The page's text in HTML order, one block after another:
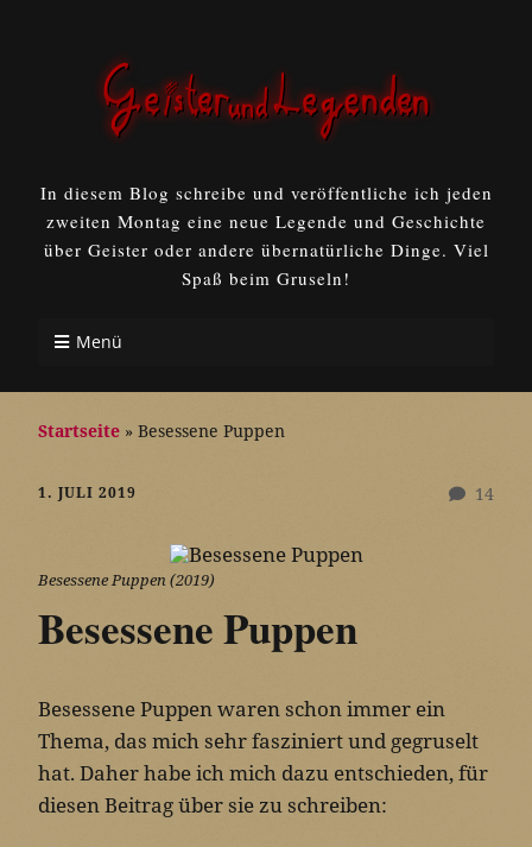
In diesem Blog schreibe und veröffentliche ich jeden
zweiten Montag eine neue Legende und Geschichte
über Geister oder andere übernatürliche Dinge. Viel
Spaß beim Gruseln!
Menü
Startseite » Besessene Puppen
14
1. JULI 2019
Besessene Puppen (2019)
Besessene Puppen
Besessene Puppen waren schon immer ein
Thema, das mich sehr fasziniert und gegruselt
hat. Daher habe ich mich dazu entschieden, für
diesen Beitrag über sie zu schreiben: